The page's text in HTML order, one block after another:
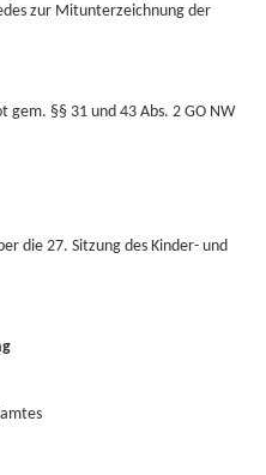
zur Mitunterzeichnung der
§§ 31 und 43 Abs. 2 GO NW
die 27. Sitzung des Kinder- und